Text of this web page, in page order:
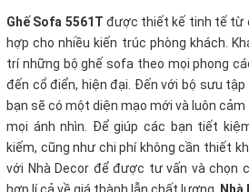
Ghế Sofa 5561T được thiết kế tinh tế từ
hợp cho nhiều kiến trúc phòng khách.
trí những bộ ghế sofa theo mọi phong
đến cổ điển, hiện đại. Đến với bộ sưu tập
bạn sẽ có một diện mạo mới và luôn
mọi ánh nhìn. Để giúp các bạn tiết
kiếm, cũng như chi phí không cần thiết
với Nhà Decor để được tư vấn và chọn